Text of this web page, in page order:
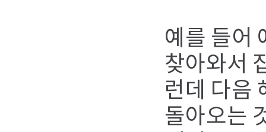
예를 들어
찾아와서
런데 다음
돌아오는